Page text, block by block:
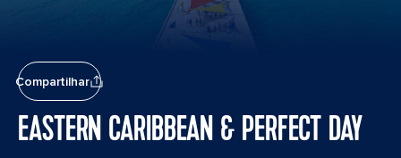
Compartilhar
EASTERN CARIBBEAN & PERFECT DAY